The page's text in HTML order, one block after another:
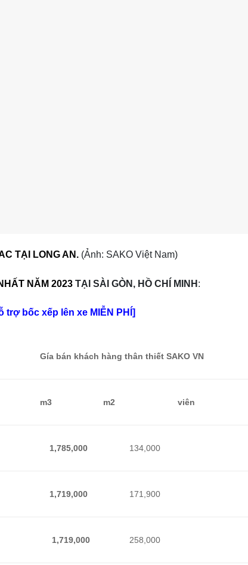
TẠI LONG AN. (Ảnh: SAKO Việt Nam)
NĂM 2023 TẠI SÀI GÒN, HỒ CHÍ MINH :
bốc xếp lên xe MIỄN PHÍ]
Gía bán khách hàng thân thiết SAKO VN
m3 m2 viên
1,785,000 134,000
1,719,000 171,900
1,719,000 258,000